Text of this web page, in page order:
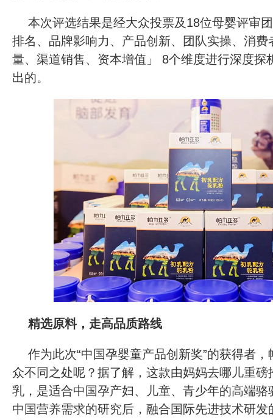
本次评选结果是经大众投票及18位母婴评审
排名、品牌影响力、产品创新、团队实操、消费
量、渠道销售、资本增值」 8个维度进行深度探
出的。
精选原料，走高品质路线
作为此次“中国孕婴童产品创新奖”的获得者
众不同之处呢？据了解，这款由妈妈去哪儿重磅
乳，是适合中国孕产妇、儿童、青少年的高端骆
中国营养需求的研究后，融合国际先进技术研发